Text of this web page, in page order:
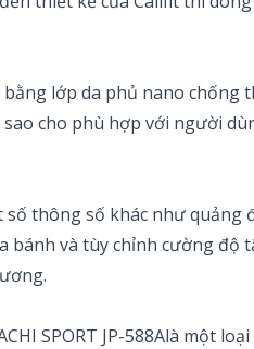
lớp da phủ nano
cho phù hợp với người
số thông số khác như
bánh và tùy chỉnh cường
SPORT JP-588Alà một